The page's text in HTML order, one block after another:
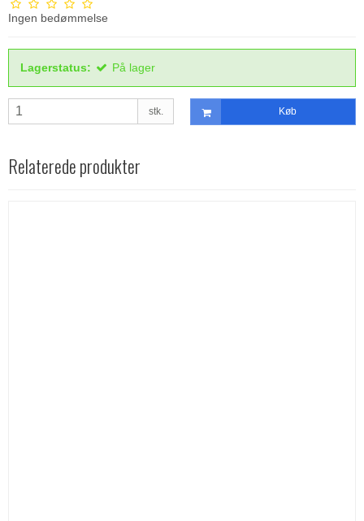
Ingen bedømmelse
Lagerstatus: På lager
stk. Køb
Relaterede produkter